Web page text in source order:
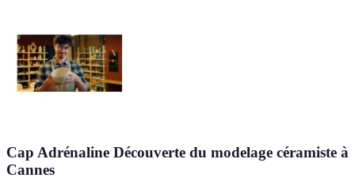
Cap Adrénaline Découverte du modelage céramiste à
Cannes